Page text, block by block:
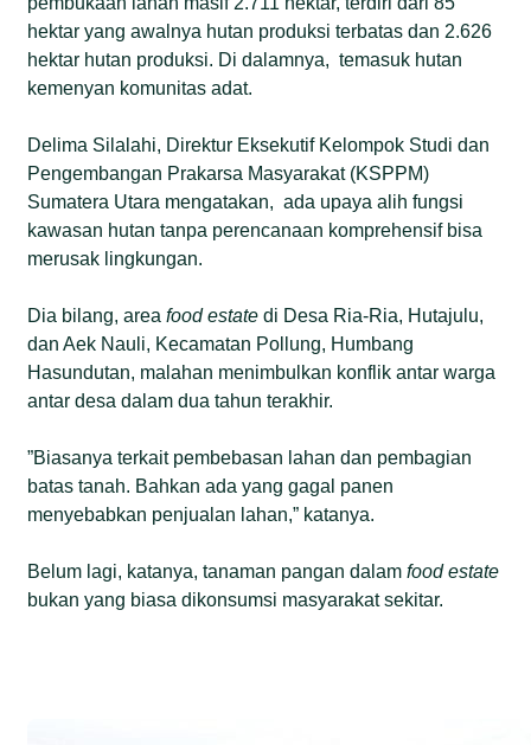
hektar yang awalnya hutan produksi terbatas dan 2.626
hektar hutan produksi. Di dalamnya, temasuk hutan
kemenyan komunitas adat.
Delima Silalahi, Direktur Eksekutif Kelompok Studi dan
Pengembangan Prakarsa Masyarakat (KSPPM)
Sumatera Utara mengatakan, ada upaya alih fungsi
kawasan hutan tanpa perencanaan komprehensif bisa
merusak lingkungan.
Dia bilang, areafood estate di Desa Ria-Ria, Hutajulu,
dan Aek Nauli, Kecamatan Pollung, Humbang
Hasundutan, malahan menimbulkan konflik antar warga
antar desa dalam dua tahun terakhir.
”Biasanya terkait pembebasan lahan dan pembagian
batas tanah. Bahkan ada yang gagal panen
menyebabkan penjualan lahan,” katanya.
Belum lagi, katanya, tanaman pangan dalamfood estate
bukan yang biasa dikonsumsi masyarakat sekitar.